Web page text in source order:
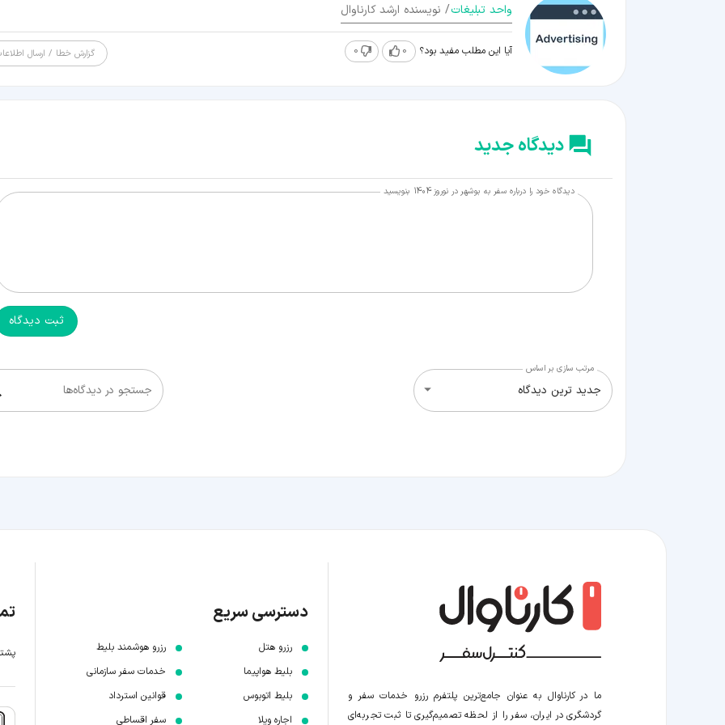
واحد تبلیغات/ نویسنده ارشد کارناوال
آیا این مطلب مفید بود؟ 0
0 گزارش خطا / ارسال
دیدگاه جدید
دیدگاه خود را درباره سفر به بوشهر در نوروز 1404 بنویسید
ثبت دیدگاه
جستجو در دیدگاه‌ها
مرتب سازی بر اساس
جدید ترین دیدگاه
ما در کارناوال به عنوان جامع‌ترین پلتفرم رزرو خدمات سفر و
گردشگری در ایران، سفر را از لحظه‌ تصمیم‌گیری تا ثبت تجربه‌ای
دسترسی سریع
رزرو هتل
بلیط هواپیما
بلیط اتوبوس
اجاره ویلا
رزرو هوشمند بلیط
خدمات سفر سازمانی
قوانین استرداد
سفر اقساطی
پشتیبانی